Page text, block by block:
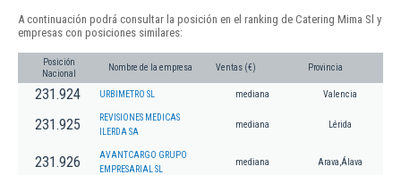
A continuación podrá consultar la posición en el ranking de Catering Mima Sl y
empresas con posiciones similares:
Posición
Nacional
Nombre de la empresa Ventas (€) Provincia
231.924 URBIMETRO SL mediana Valencia
231.925
REVISIONES MEDICAS
ILERDA SA
mediana Lérida
231.926
AVANTCARGO GRUPO
EMPRESARIAL SL
mediana Arava,Álava